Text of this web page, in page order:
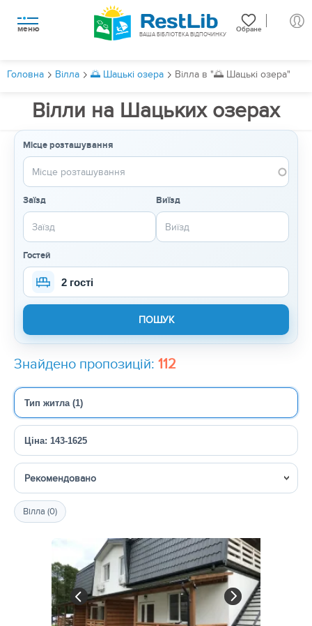
меню Обране
ВАША БІБЛІОТЕКА ВІДПОЧИНКУ
Головна Вілла 🌅 Шацькі озера Вілла в "🌅 Шацькі озера"
Вілли на Шацьких озерах
Місце розташування
Заїзд Виїзд
Гостей
2 гості
Знайдено пропозицій: 112
Тип житла (1)
Ціна: 143-1625
Сортувати
Вілла (0)